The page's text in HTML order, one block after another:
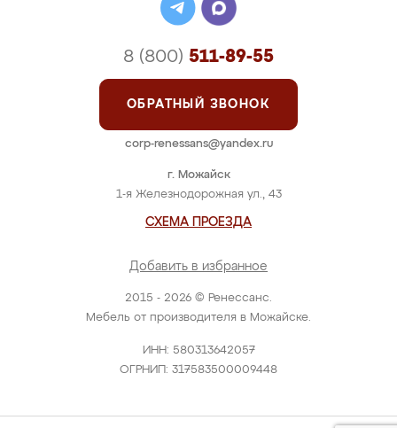
2015 - 2026 © Ренессанс.
Мебель от производителя в Можайске.
ИНН: 580313642057
ОГРНИП: 317583500009448
г. Можайск
1-я Железнодорожная ул., 43
СХЕМА ПРОЕЗДА
Добавить в избранное
8 (800) 511-89-55
ОБРАТНЫЙ ЗВОНОК
corp-renessans@yandex.ru